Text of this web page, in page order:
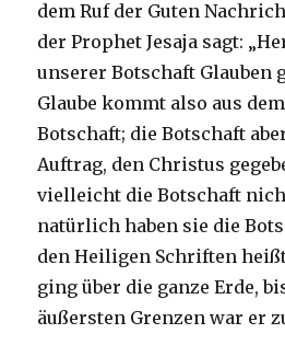
dem Ruf der Guten
der Prophet Jesaja sagt:
unserer Botschaft Glauben
Glaube kommt also aus
Botschaft; die Botschaft
Auftrag, den Christus
vielleicht die Botschaft
natürlich haben sie die
den Heiligen Schriften
ging über die ganze Erde,
äußersten Grenzen war er